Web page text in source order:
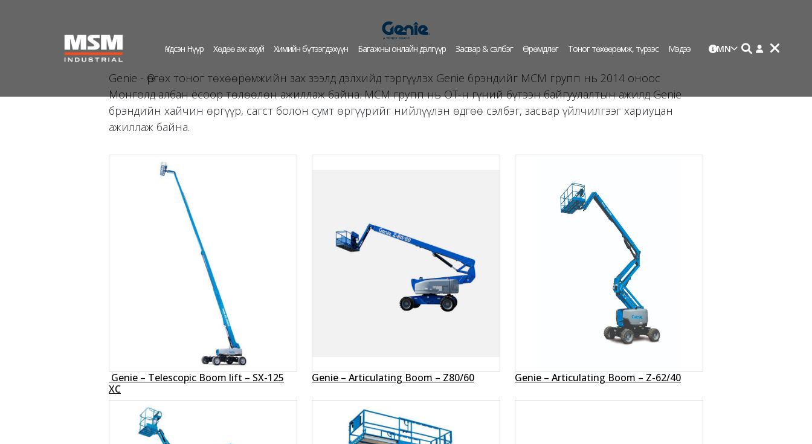
Үндсэн Нүүр Хөдөө аж ахуй Химийн бүтээгдэхүүн Багажны онлайн дэлгүүр Засвар & сэлбэг Өрөмдлөг Тоног төхөөрөмж, түрээс Мэдээ MN
Genie - Өргөх тоног төхөөрөмжийн зах зээлд дэлхийд тэргүүлэх Genie брэндийг МСМ групп нь 2014 оноос
Монголд албан ёсоор төлөөлөн ажиллаж байна. МСМ групп нь ОТ-н гүний бүтээн байгуулалтын ажилд Genie
брэндийн хайчин өргүүр, сагст болон сумт өргүүрийг нийлүүлэн өдгөө сэлбэг, засвар үйлчилгээг хариуцан
ажиллаж байна.
Genie – Telescopic Boom lift – SX-125
XC
Genie – Articulating Boom – Z80/60 Genie – Articulating Boom – Z-62/40